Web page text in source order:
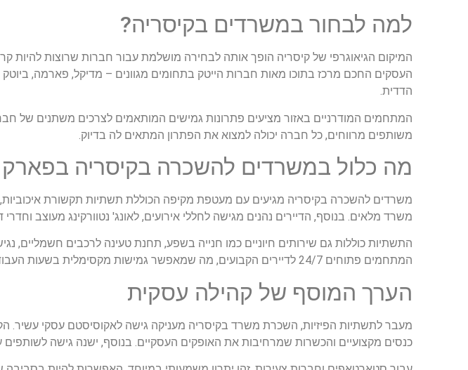
למה לבחור במשרדים בקיסריה?
המיקום הגיאוגרפי של קיסריה הופך אותה לבחירה מושלמת עבור חברות שרוצות להיות
העסקים החכם מרכז בתוכו מאות חברות הייטק בתחומים מגוונים – מדיקל, פארמה, ביוטק
הדדית.
המתחמים המודרניים באזור מציעים פתרונות גמישים המותאמים לצרכים משתנים של
משותפים מרווחים, כל חברה יכולה למצוא את הפתרון המתאים לה בדיוק.
מה כלול במשרדים להשכרה בקיסריה
משרדים להשכרה בקיסריה מגיעים עם מעטפת מקיפה הכוללת תשתיות תקשורת איכוביות,
משרד מלאים. בנוסף, הדיירים נהנים מגישה לחללי אירועים, לאונג' נטוורקינג מעוצב וחדרי
התשתיות כוללות גם שירותים חיוניים כמו חנייה בשפע, תחנת טעינה לרכבים
המתחמים פתוחים 24/7 לדיירים הקבועים, מה שמאפשר גמישות מקסימלית בשעות העבודה.
הערך המוסף של קהילה עסקית
מעבר לתשתיות הפיזיות, השכרת משרד בקיסריה מעניקה גישה לאקוסיסטם עסקי עשיר.
כנסים מקצועיים והכשרות שמרחיבות את האופקים העסקיים. בנוסף, ישנה גישה לשותפים